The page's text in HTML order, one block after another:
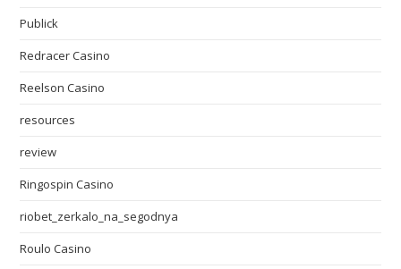
Publick
Redracer Casino
Reelson Casino
resources
review
Ringospin Casino
riobet_zerkalo_na_segodnya
Roulo Casino